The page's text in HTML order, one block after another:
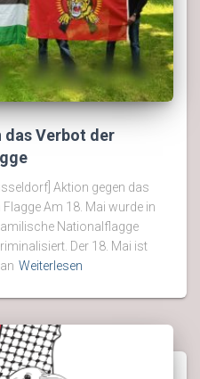
Verbot der
Aktion gegen das
Am 18. Mai wurde in
Nationalflagge
Der 18. Mai ist
Weiterlesen